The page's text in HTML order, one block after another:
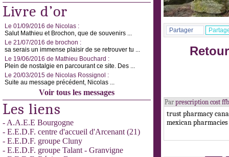
Livre d’or
Le 01/09/2016 de Nicolas :
Salut Mathieu et Brochon, que de souvenirs ...
Le 21/07/2016 de brochon :
sa serais un immense plaisir de se retrouver tu ...
Le 19/06/2016 de Mathieu Bouchard :
Plein de nostalgie en parcourant ce site. Des ...
Le 20/03/2015 de Nicolas Rossignol :
Suite au message précédent, Nicolas ...
Voir tous les messages
Les liens
- A.A.E.E Bourgogne
- E.E.D.F. centre d'accueil d'Arcenant (21)
- E.E.D.F. groupe Cluny
- E.E.D.F. groupe Talant - Granvigne
Partager
Par prescription cost
trust pharmacy
mexican